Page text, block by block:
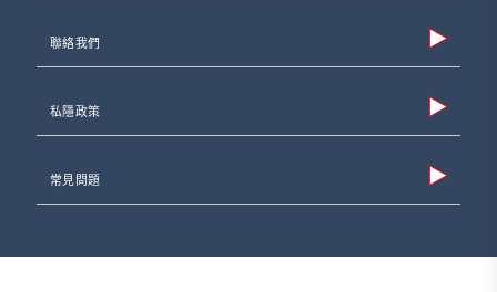
聯絡我們
私隱政策
常見問題